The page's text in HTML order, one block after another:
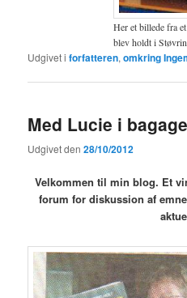
Her et billede fra
blev holdt i
Udgivet i forfatteren,omkring
Med Lucie i
Udgivet den28/10/2012
Velkommen til min blog. Et
forum for diskussion af